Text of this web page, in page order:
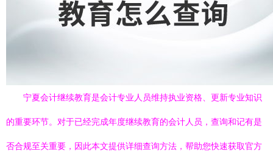
宁夏会计继续教育是会计专业人员维持执业资格、更新专业知识
的重要环节。对于已经完成年度继续教育的会计人员，查询和记有是
否合规至关重要，因此本文提供详细查询方法，帮助您快速获取官方